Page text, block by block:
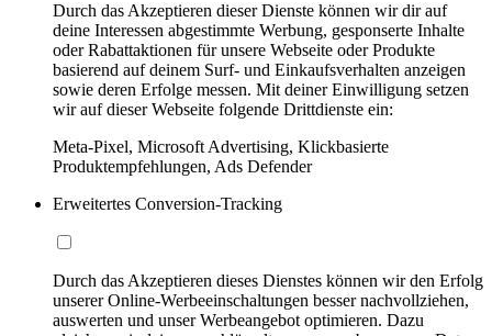
Durch das Akzeptieren dieser Dienste können wir dir auf
deine Interessen abgestimmte Werbung, gesponserte Inhalte
oder Rabattaktionen für unsere Webseite oder Produkte
basierend auf deinem Surf- und Einkaufsverhalten anzeigen
sowie deren Erfolge messen. Mit deiner Einwilligung setzen
wir auf dieser Webseite folgende Drittdienste ein:
Meta-Pixel, Microsoft Advertising, Klickbasierte
Produktempfehlungen, Ads Defender
Erweitertes Conversion-Tracking
Durch das Akzeptieren dieses Dienstes können wir den Erfolg
unserer Online-Werbeeinschaltungen besser nachvollziehen,
auswerten und unser Werbeangebot optimieren. Dazu